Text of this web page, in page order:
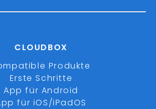
CLOUDBOX
Produkte
Erste Schritte
App für Android
für iOS/iPadOS